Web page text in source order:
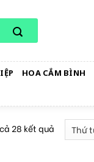
HOA CẮM BÌNH
28 kết quả